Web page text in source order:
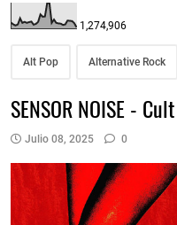
1,274,906
Alt Pop Alternative Rock
SENSOR NOISE -
Julio 08, 2025 0